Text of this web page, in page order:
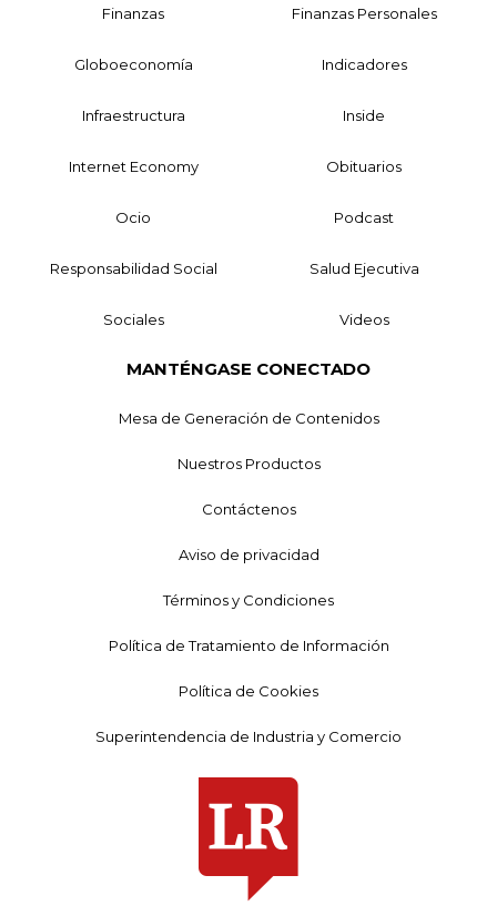
Finanzas Finanzas Personales
Globoeconomía Indicadores
Infraestructura Inside
Internet Economy Obituarios
Ocio Podcast
Responsabilidad Social Salud Ejecutiva
Sociales Videos
MANTÉNGASE CONECTADO
Mesa de Generación de Contenidos
Nuestros Productos
Contáctenos
Aviso de privacidad
Términos y Condiciones
Política de Tratamiento de Información
Política de Cookies
Superintendencia de Industria y Comercio